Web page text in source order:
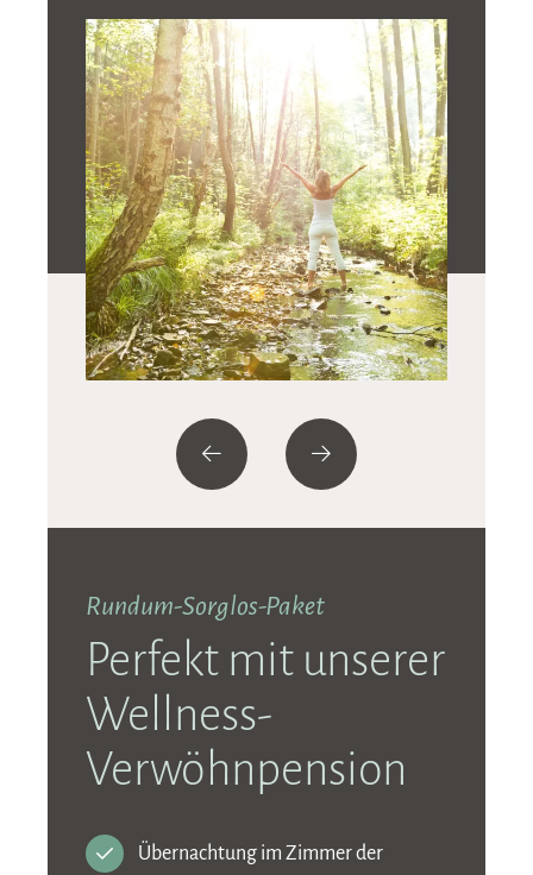
Rundum-Sorglos-Paket
Perfekt mit unserer
Wellness-
Verwöhnpension
Übernachtung im Zimmer der